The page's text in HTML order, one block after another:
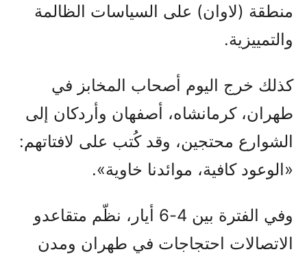
منطقة (لاوان) على السياسات الظالمة
والتمييزية.
كذلك خرج اليوم أصحاب المخابز في
طهران، كرمانشاه، أصفهان وأردكان إلى
الشوارع محتجين، وقد كُتب على لافتاتهم:
«الوعود كافية، موائدنا خاوية».
وفي الفترة بين 4-6 أيار، نظّم متقاعدو
الاتصالات احتجاجات في طهران ومدن